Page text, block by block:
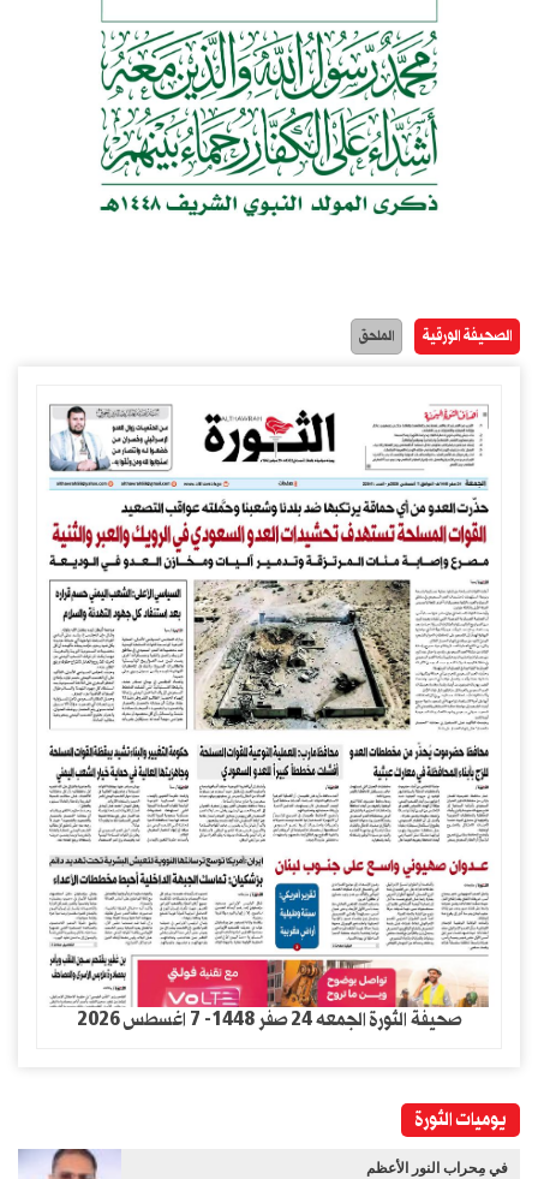
الصحيفة الورقية الملحق
صحيفة الثورة الجمعه 24 صفر 1448- 7 اغسطس 2026
يوميات الثورة
في مِحراب النور الأعظم